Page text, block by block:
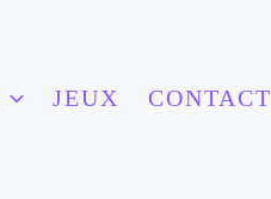
JEUX CONTACT